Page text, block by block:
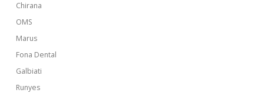
Chirana
OMS
Marus
Fona Dental
Galbiati
Runyes